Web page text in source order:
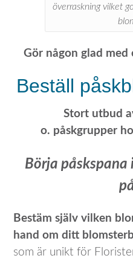
överraskning vilket
Gör någon glad
Beställ
Stort utbud
o. påskgrupper
Börja
Bestäm själv vilken
hand om ditt
som är unikt för